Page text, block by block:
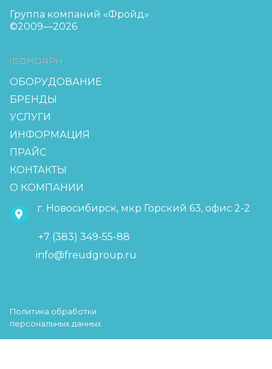
Группа компаний «Фройд»
©2009—2026
ISOMORPH
ОБОРУДОВАНИЕ
БРЕНДЫ
УСЛУГИ
ИНФОРМАЦИЯ
ПРАЙС
КОНТАКТЫ
О КОМПАНИИ
г. Новосибирск, мкр Горский 63, офис 2-2
+7 (383) 349-55-88
info@freudgroup.ru
Политика обработки
персональных данных